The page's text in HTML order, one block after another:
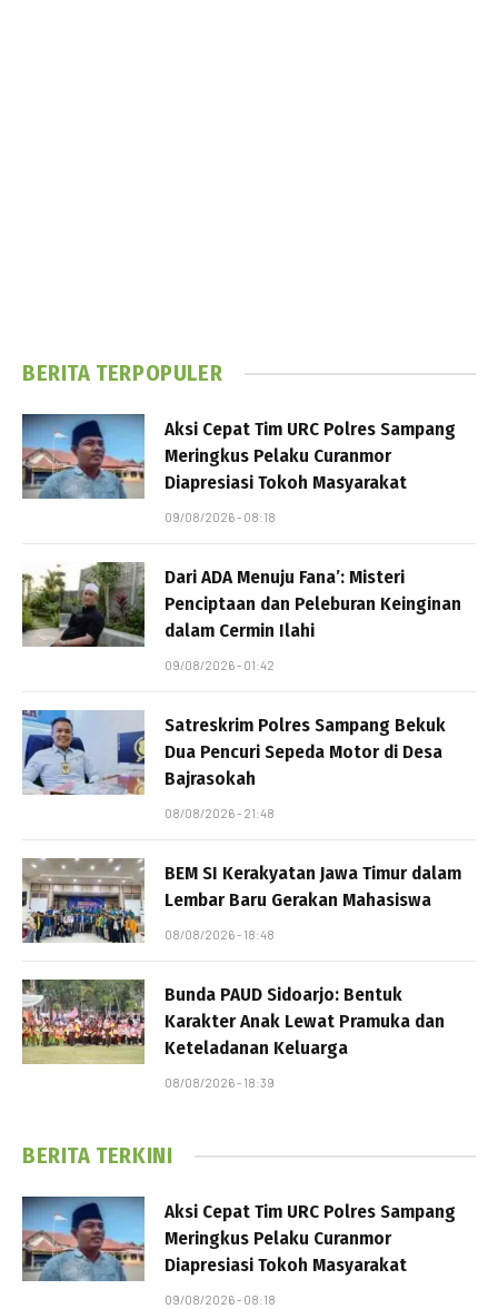
BERITA TERPOPULER
Aksi Cepat Tim URC Polres Sampang
Meringkus Pelaku Curanmor
Diapresiasi Tokoh Masyarakat
09/08/2026 - 08:18
Dari ADA Menuju Fana’: Misteri
Penciptaan dan Peleburan Keinginan
dalam Cermin Ilahi
09/08/2026 - 01:42
Satreskrim Polres Sampang Bekuk
Dua Pencuri Sepeda Motor di Desa
Bajrasokah
08/08/2026 - 21:48
BEM SI Kerakyatan Jawa Timur dalam
Lembar Baru Gerakan Mahasiswa
08/08/2026 - 18:48
Bunda PAUD Sidoarjo: Bentuk
Karakter Anak Lewat Pramuka dan
Keteladanan Keluarga
08/08/2026 - 18:39
BERITA TERKINI
Aksi Cepat Tim URC Polres Sampang
Meringkus Pelaku Curanmor
Diapresiasi Tokoh Masyarakat
09/08/2026 - 08:18